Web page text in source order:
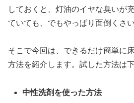
しておくと、灯油のイヤな臭いが
ていても、でもやっぱり面倒くさい
そこで今回は、できるだけ簡単に
方法を紹介します。試した方法は
中性洗剤を使った方法